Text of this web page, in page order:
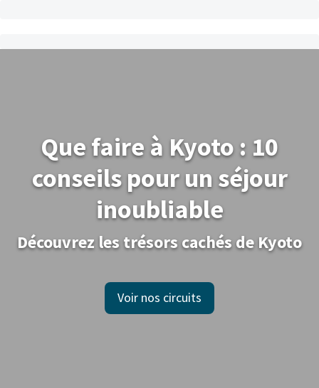
Que faire à Kyoto : 10
conseils pour un séjour
inoubliable
Découvrez les trésors cachés de Kyoto
Voir nos circuits